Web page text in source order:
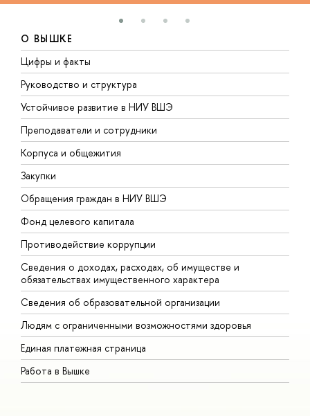
О ВЫШКЕ
Цифры и факты
Руководство и структура
Устойчивое развитие в НИУ ВШЭ
Преподаватели и сотрудники
Корпуса и общежития
Закупки
Обращения граждан в НИУ ВШЭ
Фонд целевого капитала
Противодействие коррупции
Сведения о доходах, расходах, об имуществе и
обязательствах имущественного характера
Сведения об образовательной организации
Людям с ограниченными возможностями здоровья
Единая платежная страница
Работа в Вышке